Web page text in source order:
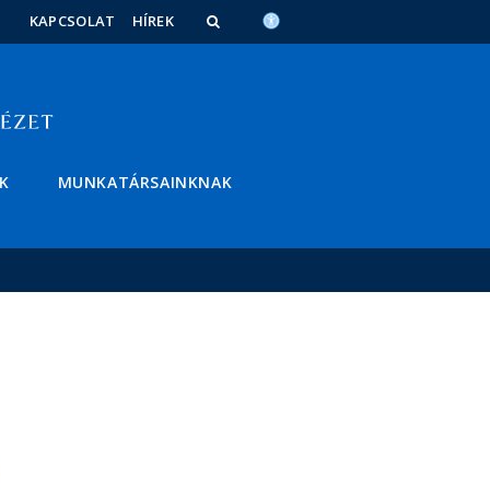
KAPCSOLAT HÍREK
MUNKATÁRSAINKNAK